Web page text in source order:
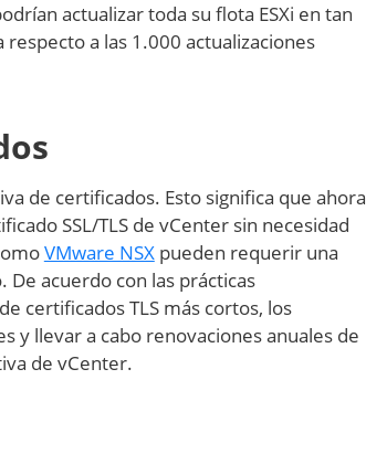
actualizar toda su flota ESXi en tan
a las 1.000 actualizaciones
de certificados. Esto significa que ahora
SSL/TLS de vCenter sin necesidad
VMware NSXpueden requerir una
acuerdo con las prácticas
certificados TLS más cortos, los
y llevar a cabo renovaciones anuales de
de vCenter.